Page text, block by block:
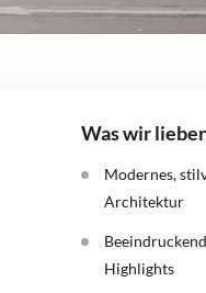
Was wir
Modernes,
Architektur
Highlights